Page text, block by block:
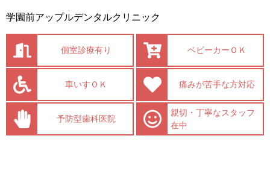
個室診療有り ベビーカーＯＫ
車いすＯＫ 痛みが苦手な方対応
予防型歯科医院
親切・丁寧なスタッフ
在中
学園前アップルデンタルクリニック